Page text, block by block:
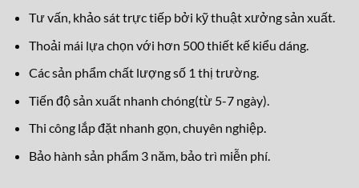
Tư vấn, khảo sát trực tiếp bởi kỹ thuật xưởng sản xuất.
Thoải mái lựa chọn với hơn 500 thiết kế kiểu dáng.
Các sản phẩm chất lượng số 1 thị trường.
Tiến độ sản xuất nhanh chóng(từ 5-7 ngày).
Thi công lắp đặt nhanh gọn, chuyên nghiệp.
Bảo hành sản phẩm 3 năm, bảo trì miễn phí.